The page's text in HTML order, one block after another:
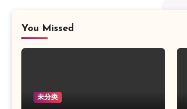
You Missed
未分类